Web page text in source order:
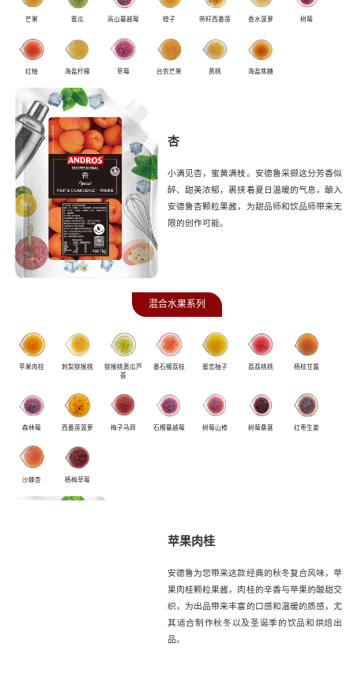
芒果 蜜瓜 高山蔓越莓 橙子 带籽西番莲 香水菠萝 树莓
红柚 海盐柠檬 草莓 台农芒果 黄桃 海盐焦糖
杏
小满见杏，蜜黄满枝。安德鲁采撷这分芳香似
醉、甜美浓郁，裹挟着夏日温暖的气息，酿入
安德鲁杏颗粒果酱，为甜品师和饮品师带来无
限的创作可能。
混合水果系列
苹果肉桂 刺梨猕猴桃
猕猴桃黄瓜芦
荟
番石榴荔枝 蜜恋柚子 荔荔桃桃 杨枝甘露
森林莓 西番莲菠萝 梅子马蹄 石榴蔓越莓 树莓山楂 树莓桑葚 红枣生姜
沙棘杏 杨梅草莓
苹果肉桂
安德鲁为您带来这款经典的秋冬复合风味，苹
果肉桂颗粒果酱，肉桂的辛香与苹果的酸甜交
织，为出品带来丰富的口感和温暖的质感，尤
其适合制作秋冬以及圣诞季的饮品和烘焙出
品。